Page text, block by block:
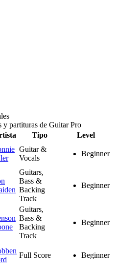
partituras de Guitar Pro
Tipo
Level
Guitar &
Vocals
Beginner
Guitars,
Bass &
Backing
Track
Beginner
Guitars,
Bass &
Backing
Track
Beginner
Full Score Beginner